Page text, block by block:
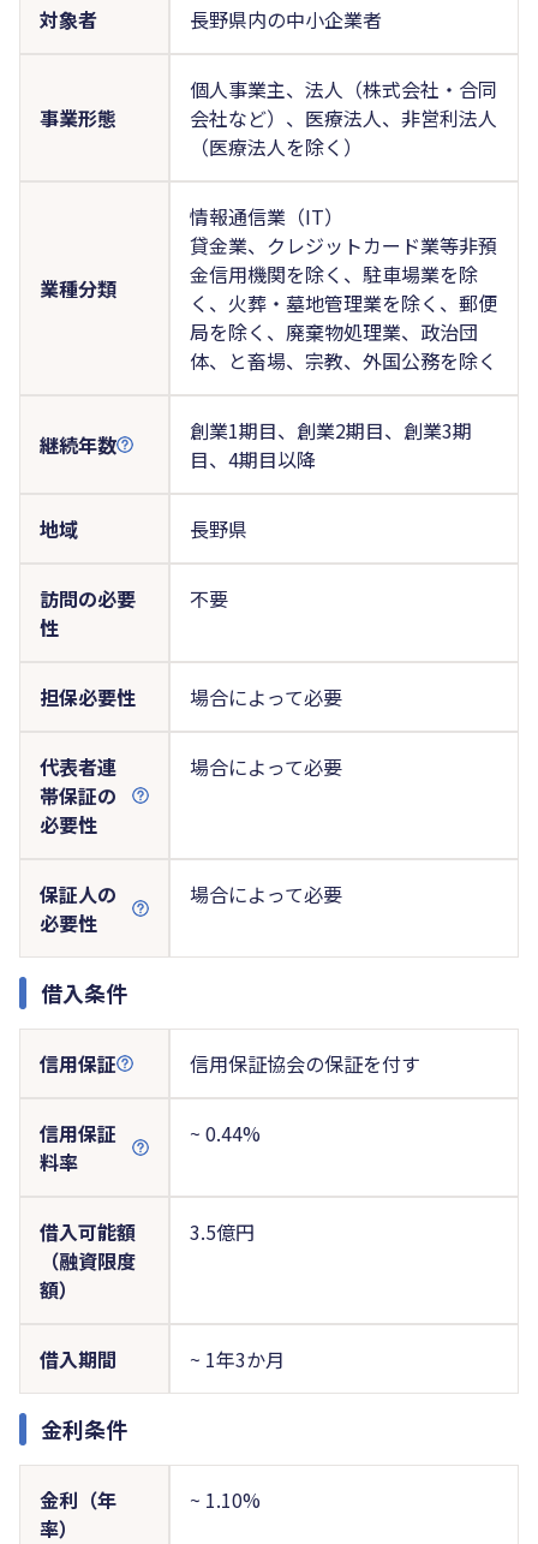
対象者 長野県内の中小企業者
事業形態
個人事業主、法人（株式会社・合同
会社など）、医療法人、非営利法人
（医療法人を除く）
業種分類
情報通信業（IT）
貸金業、クレジットカード業等非預
金信用機関を除く、駐車場業を除
く、火葬・墓地管理業を除く、郵便
局を除く、廃棄物処理業、政治団
体、と畜場、宗教、外国公務を除く
継続年数
創業1期目、創業2期目、創業3期
目、4期目以降
地域 長野県
訪問の必要
性
不要
担保必要性 場合によって必要
代表者連
帯保証の
必要性
場合によって必要
保証人の
必要性
場合によって必要
借入条件
信用保証 信用保証協会の保証を付す
信用保証
料率
~ 0.44%
借入可能額
（融資限度
額）
3.5億円
借入期間 ~ 1年3か月
金利条件
金利（年
率）
~ 1.10%